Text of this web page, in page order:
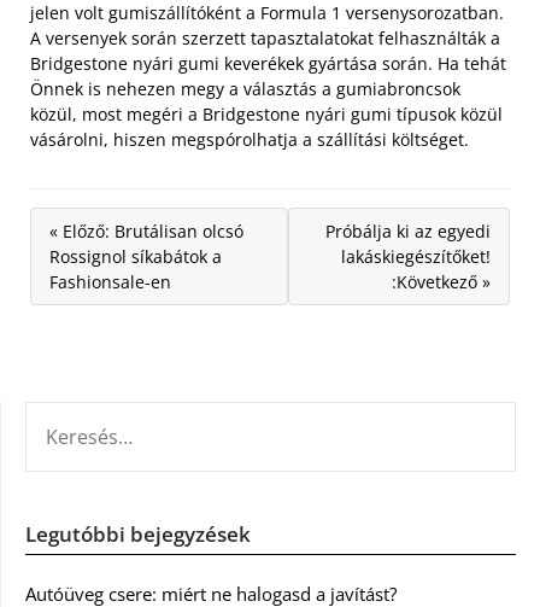
jelen volt gumiszállítóként a Formula 1 versenysorozatban.
A versenyek során szerzett tapasztalatokat felhasználták a
Bridgestone nyári gumi keverékek gyártása során. Ha tehát
Önnek is nehezen megy a választás a gumiabroncsok
közül, most megéri a Bridgestone nyári gumi típusok közül
vásárolni, hiszen megspórolhatja a szállítási költséget.
« Előző: Brutálisan olcsó
Rossignol síkabátok a
Fashionsale-en
Próbálja ki az egyedi
lakáskiegészítőket!
:Következő »
Legutóbbi bejegyzések
Autóüveg csere: miért ne halogasd a javítást?